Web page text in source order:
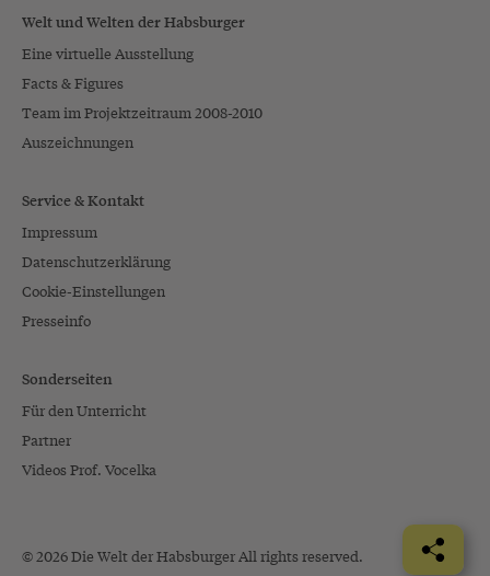
Welt und Welten der Habsburger
Eine virtuelle Ausstellung
Facts & Figures
Team im Projektzeitraum 2008-2010
Auszeichnungen
Service & Kontakt
Impressum
Datenschutzerklärung
Cookie-Einstellungen
Presseinfo
Sonderseiten
Für den Unterricht
Partner
Videos Prof. Vocelka
© 2026 Die Welt der Habsburger All rights reserved.